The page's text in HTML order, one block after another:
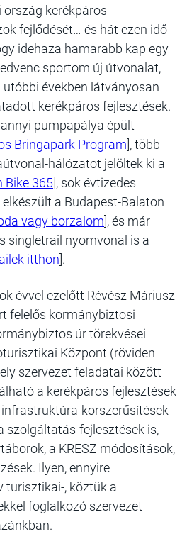
kerékpáros
fejlődését… és hát ezen idő
idehaza hamarabb kap egy
sportom új útvonalat,
években látványosan
kerékpáros fejlesztések.
pumpapálya épült
Bringapark Program ], több
hálózatot jelöltek ki a
Bike 365 ], sok évtizedes
a Budapest-Balaton
vagy borzalom ], és már
singletrail nyomvonal is a
itthon ].
évvel ezelőtt Révész Máriusz
felelős kormánybiztosi
úr törekvései
Központ (röviden
szervezet feladatai között
a kerékpáros fejlesztések
korszerűsítések
szolgáltatás-fejlesztések is,
a KRESZ módosítások,
Ilyen, ennyire
turisztikai-, köztük a
foglalkozó szervezet